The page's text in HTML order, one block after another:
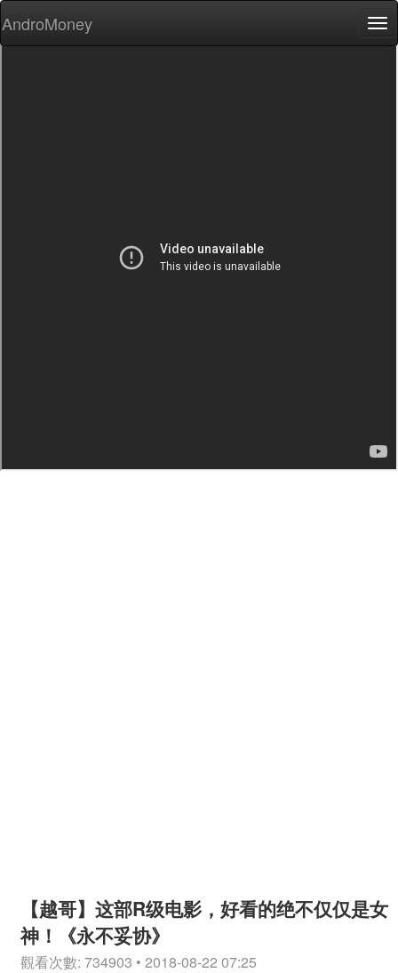
AndroMoney
【越哥】这部R级电影，好看的绝不仅仅是女
神！《永不妥协》
觀看次數: 734903 • 2018-08-22 07:25